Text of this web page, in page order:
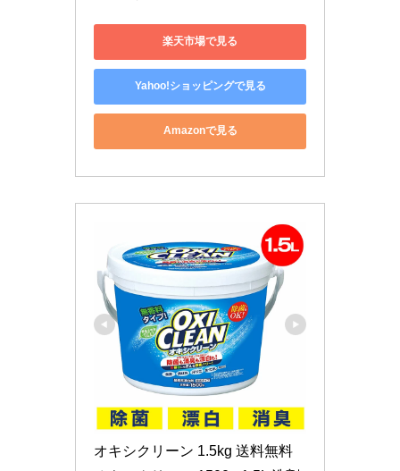
楽天市場で見る
Yahoo!ショッピングで見る
Amazonで見る
オキシクリーン 1.5kg 送料無料